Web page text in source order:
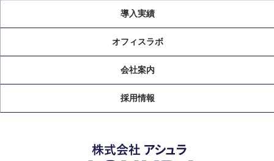
導入実績
オフィスラボ
会社案内
採用情報